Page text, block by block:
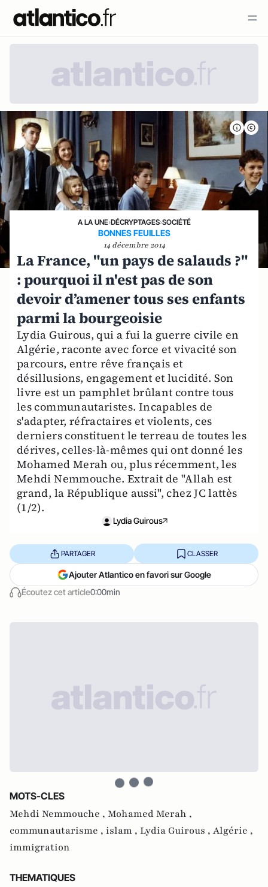
A LA UNE›DÉCRYPTAGES›SOCIÉTÉ
BONNES FEUILLES
14 décembre 2014
La France, "un pays de salauds ?"
: pourquoi il n'est pas de son
devoir d’amener tous ses enfants
parmi la bourgeoisie
Lydia Guirous, qui a fui la guerre civile en
Algérie, raconte avec force et vivacité son
parcours, entre rêve français et
désillusions, engagement et lucidité. Son
livre est un pamphlet brûlant contre tous
les communautaristes. Incapables de
s'adapter, réfractaires et violents, ces
derniers constituent le terreau de toutes les
dérives, celles-là-mêmes qui ont donné les
Mohamed Merah ou, plus récemment, les
Mehdi Nemmouche. Extrait de "Allah est
grand, la République aussi", chez JC lattès
(1/2).
Lydia Guirous
Écoutez cet article0:00min
PARTAGER CLASSER
Ajouter Atlantico en favori sur Google
MOTS-CLES
Mehdi Nemmouche , Mohamed Merah ,
communautarisme , islam , Lydia Guirous , Algérie ,
immigration
THEMATIQUES